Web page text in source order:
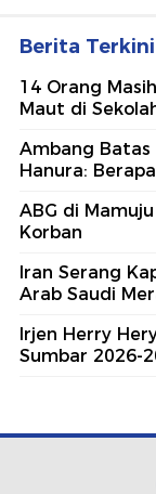
Berita Terkini
14 Orang
Maut di
Ambang Batas
Hanura:
ABG di
Korban
Iran Serang
Arab Saudi
Irjen Herry
Sumbar 2026-